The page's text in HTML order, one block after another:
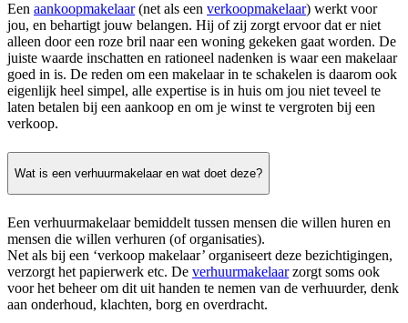
Een aankoopmakelaar(net als een verkoopmakelaar) werkt voor
jou, en behartigt jouw belangen. Hij of zij zorgt ervoor dat er niet
alleen door een roze bril naar een woning gekeken gaat worden. De
juiste waarde inschatten en rationeel nadenken is waar een makelaar
goed in is. De reden om een makelaar in te schakelen is daarom ook
eigenlijk heel simpel, alle expertise is in huis om jou niet teveel te
laten betalen bij een aankoop en om je winst te vergroten bij een
verkoop.
Wat is een verhuurmakelaar en wat doet deze?
Een verhuurmakelaar bemiddelt tussen mensen die willen huren en
mensen die willen verhuren (of organisaties).
Net als bij een ‘verkoop makelaar’ organiseert deze bezichtigingen,
verzorgt het papierwerk etc. De verhuurmakelaarzorgt soms ook
voor het beheer om dit uit handen te nemen van de verhuurder, denk
aan onderhoud, klachten, borg en overdracht.